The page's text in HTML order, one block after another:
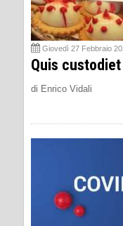
Giovedì 27 Febbraio
Quis
di Enrico Vidali